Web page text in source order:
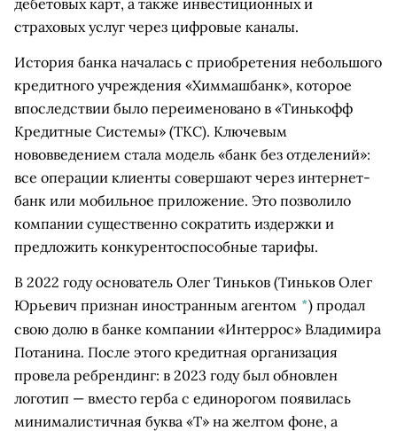
дебетовых карт, а также инвестиционных и
страховых услуг через цифровые каналы.
История банка началась с приобретения небольшого
кредитного учреждения «Химмашбанк», которое
впоследствии было переименовано в «Тинькофф
Кредитные Системы» (ТКС). Ключевым
нововведением стала модель «банк без отделений»:
все операции клиенты совершают через интернет-
банк или мобильное приложение. Это позволило
компании существенно сократить издержки и
предложить конкурентоспособные тарифы.
В 2022 году основатель Олег Тиньков (Тиньков Олег
Юрьевич признан иностранным агентом *) продал
свою долю в банке компании «Интеррос» Владимира
Потанина. После этого кредитная организация
провела ребрендинг: в 2023 году был обновлен
логотип — вместо герба с единорогом появилась
минималистичная буква «Т» на желтом фоне, а